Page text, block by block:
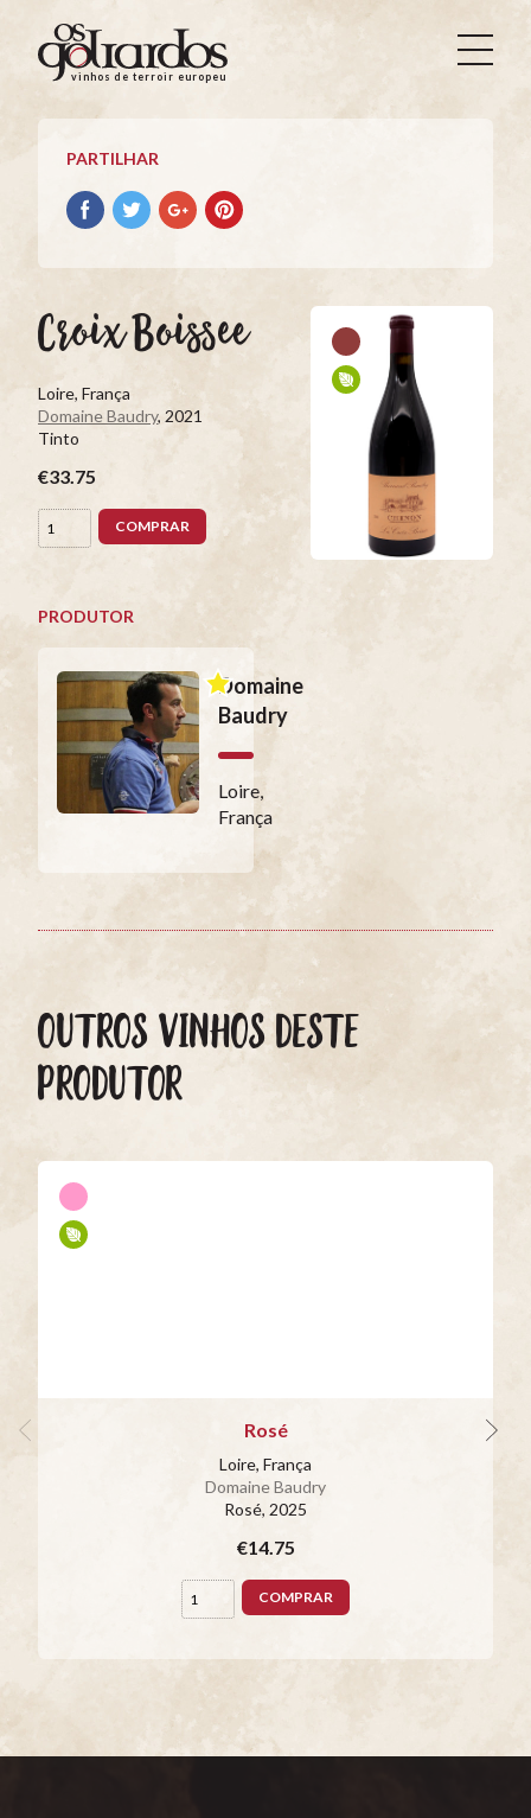
Os
Goliardos
Vinhos
Terroir
Europeus
vinhos de terroir europeus
PARTILHAR
Partilhar
no
Partilhar
no
Partilhar
no
Partilhar
no
Croix Boissee
Loire, França
Domaine Baudry, 2021
Tinto
€33.75
COMPRAR
PRODUTOR
Domaine
Baudry
Loire,
França
OUTROS VINHOS DESTE
PRODUTOR
Rosé
Loire, França
Domaine Baudry
Rosé, 2025
€14.75
COMPRAR